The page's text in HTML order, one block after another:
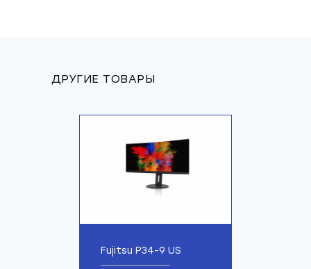
ДРУГИЕ ТОВАРЫ
Fujitsu P34-9 US